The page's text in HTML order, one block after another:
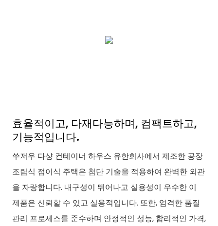
효율적이고, 다재다능하며, 컴팩트하고,
기능적입니다.
쑤저우 다샹 컨테이너 하우스 유한회사에서 제조한 공장
조립식 접이식 주택은 첨단 기술을 적용하여 완벽한 외관
을 자랑합니다. 내구성이 뛰어나고 실용성이 우수한 이
제품은 신뢰할 수 있고 실용적입니다. 또한, 엄격한 품질
관리 프로세스를 준수하며 안정적인 성능, 합리적인 가격,